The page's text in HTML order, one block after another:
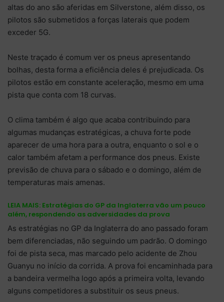
altas do ano são aferidas em Silverstone, além disso, os
pilotos são submetidos a forças laterais que podem
exceder 5G.
Neste traçado é comum ver os pneus apresentando
bolhas, desta forma a eficiência deles é prejudicada. Os
pilotos estão em constante aceleração, mesmo em uma
pista que conta com 18 curvas.
O clima também é algo que acaba contribuindo para
algumas mudanças estratégicas, a chuva forte pode
aparecer de uma hora para a outra, enquanto o sol e o
calor também afetam a performance dos pneus. Existe
previsão de chuva para o sábado e o domingo, além de
temperaturas mais amenas.
LEIA MAIS: Estratégias do GP da Inglaterra vão um pouco
além, respondendo as adversidades da prova
As estratégias no GP da Inglaterra do ano passado foram
bem diferenciadas, não seguindo um padrão. O domingo
foi de pista seca, mas marcado pelo acidente de Zhou
Guanyu no início da corrida. A prova foi encaminhada para
a bandeira vermelha logo após a primeira volta, levando
alguns competidores a substituir os seus pneus.